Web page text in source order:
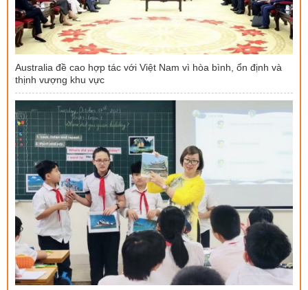
Australia đề cao hợp tác với Việt Nam vì hòa bình, ổn định và
thịnh vượng khu vực